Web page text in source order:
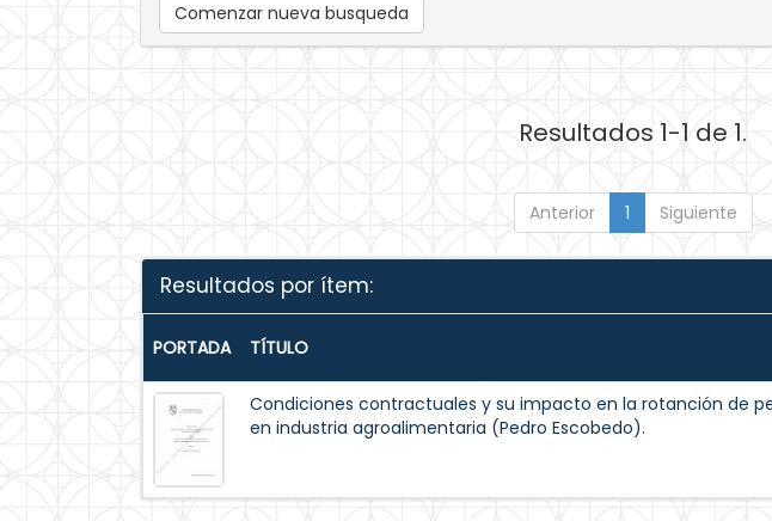
Comenzar nueva busqueda
Resultados 1-1 de 1.
Anterior 1 Siguiente
Resultados por ítem:
PORTADA TÍTULO
Condiciones contractuales y su impacto en la rotanción de
en industria agroalimentaria (Pedro Escobedo).